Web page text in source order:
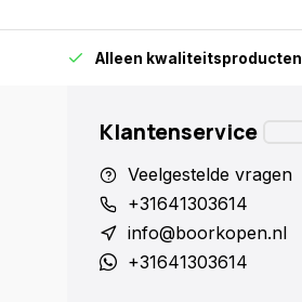
Alleen kwaliteitsproducten
Klantenservice
Veelgestelde vragen
+31641303614
info@boorkopen.nl
+31641303614